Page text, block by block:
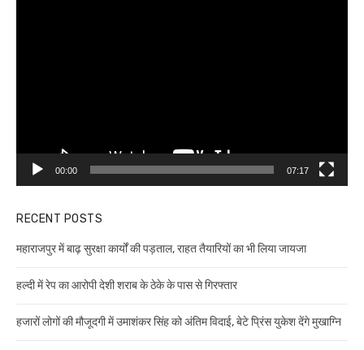
00:00 07:17
RECENT POSTS
महाराजपुर में बाढ़ सुरक्षा कार्यों की पड़ताल, राहत तैयारियों का भी लिया जायजा
हल्दी में रेप का आरोपी देशी शराब के ठेके के पास से गिरफ्तार
हजारों लोगों की मौजूदगी में उमाशंकर सिंह को अंतिम विदाई, बेटे प्रिंस युकेश देंगे मुखाग्नि